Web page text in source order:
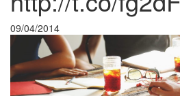
09/04/2014